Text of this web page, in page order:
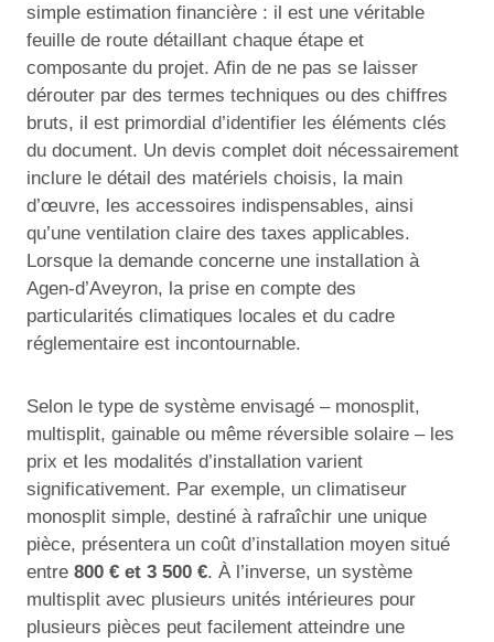
simple estimation financière : il est une véritable
feuille de route détaillant chaque étape et
composante du projet. Afin de ne pas se laisser
dérouter par des termes techniques ou des chiffres
bruts, il est primordial d’identifier les éléments clés
du document. Un devis complet doit nécessairement
inclure le détail des matériels choisis, la main
d’œuvre, les accessoires indispensables, ainsi
qu’une ventilation claire des taxes applicables.
Lorsque la demande concerne une installation à
Agen-d’Aveyron, la prise en compte des
particularités climatiques locales et du cadre
réglementaire est incontournable.
Selon le type de système envisagé – monosplit,
multisplit, gainable ou même réversible solaire – les
prix et les modalités d’installation varient
significativement. Par exemple, un climatiseur
monosplit simple, destiné à rafraîchir une unique
pièce, présentera un coût d’installation moyen situé
entre 800 € et 3 500 €. À l’inverse, un système
multisplit avec plusieurs unités intérieures pour
plusieurs pièces peut facilement atteindre une